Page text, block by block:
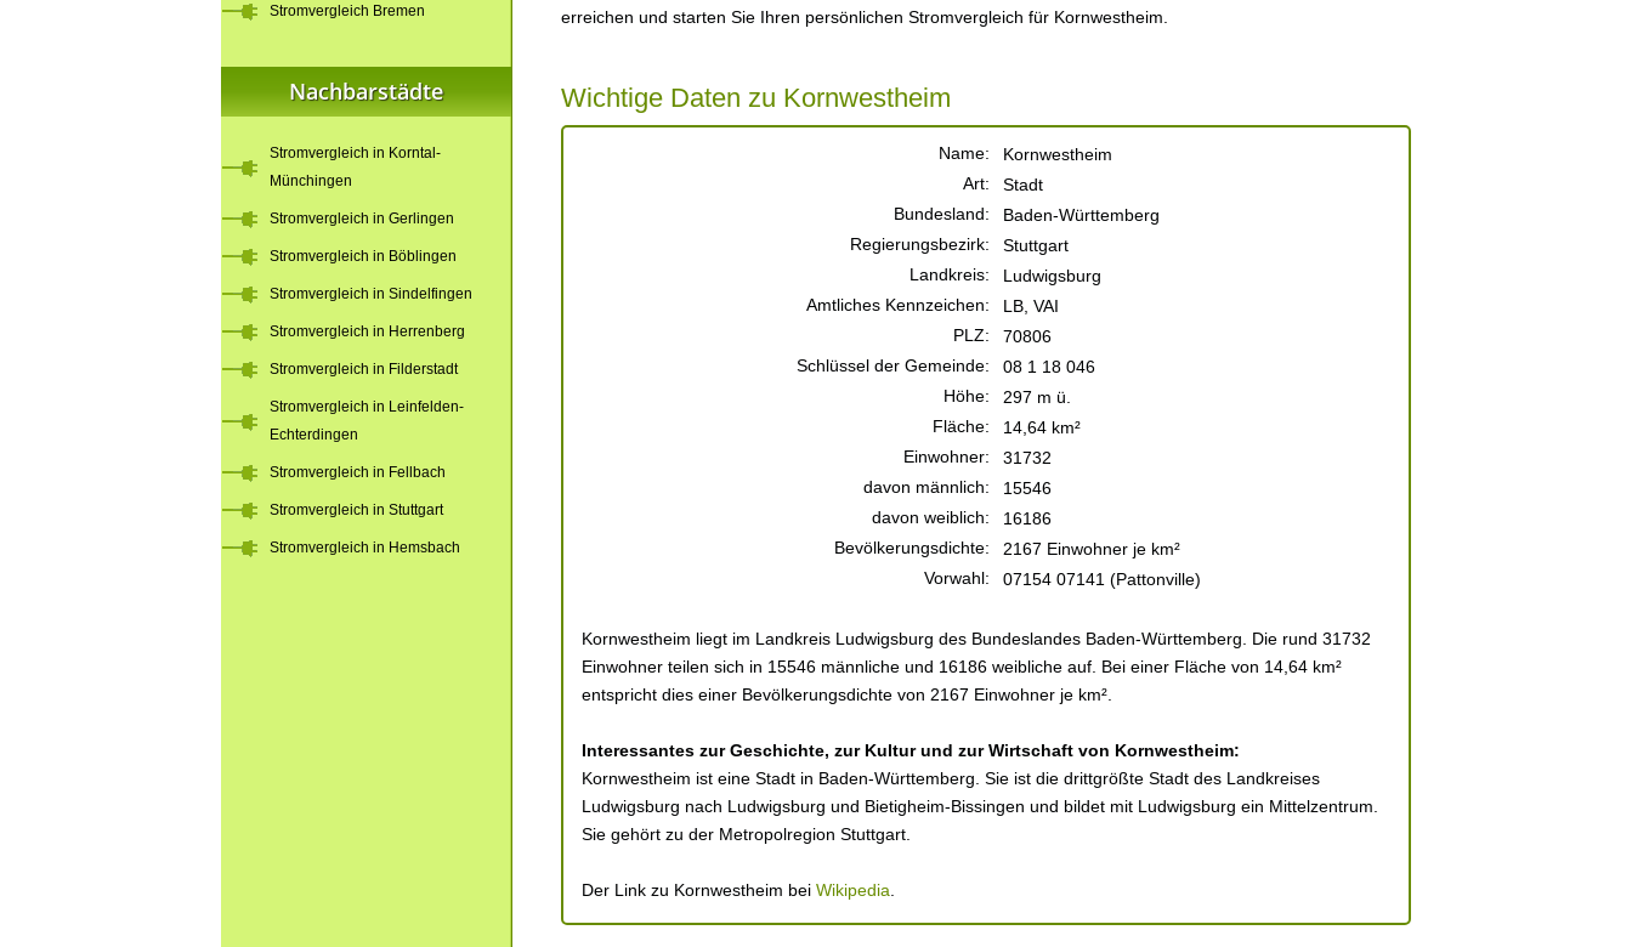
erreichen und starten Sie Ihren persönlichen Stromvergleich für Kornwestheim.
Wichtige Daten zu Kornwestheim
Name:
Kornwestheim
Art:
Stadt
Bundesland:
Baden-Württemberg
Regierungsbezirk:
Stuttgart
Landkreis:
Ludwigsburg
Amtliches Kennzeichen:
LB, VAI
PLZ:
70806
Schlüssel der Gemeinde:
08 1 18 046
Höhe:
297 m ü.
Fläche:
14,64 km²
Einwohner:
31732
davon männlich:
15546
davon weiblich:
16186
Bevölkerungsdichte:
2167 Einwohner je km²
Vorwahl:
07154 07141 (Pattonville)
Kornwestheim liegt im Landkreis Ludwigsburg des Bundeslandes Baden-Württemberg. Die rund 31732
Einwohner teilen sich in 15546 männliche und 16186 weibliche auf. Bei einer Fläche von 14,64 km²
entspricht dies einer Bevölkerungsdichte von 2167 Einwohner je km².
Interessantes zur Geschichte, zur Kultur und zur Wirtschaft von Kornwestheim:
Kornwestheim ist eine Stadt in Baden-Württemberg. Sie ist die drittgrößte Stadt des Landkreises
Ludwigsburg nach Ludwigsburg und Bietigheim-Bissingen und bildet mit Ludwigsburg ein Mittelzentrum.
Sie gehört zu der Metropolregion Stuttgart.
Der Link zu Kornwestheim bei Wikipedia
Stromvergleich Bremen
Nachbarstädte
Stromvergleich in Korntal-
Münchingen
Stromvergleich in Gerlingen
Stromvergleich in Böblingen
Stromvergleich in Sindelfingen
Stromvergleich in Herrenberg
Stromvergleich in Filderstadt
Stromvergleich in Leinfelden-
Echterdingen
Stromvergleich in Fellbach
Stromvergleich in Stuttgart
Stromvergleich in Hemsbach